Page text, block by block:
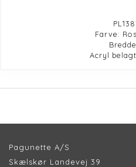
Farve:
Acryl
Pagunette A/S
Skælskør Landevej 39